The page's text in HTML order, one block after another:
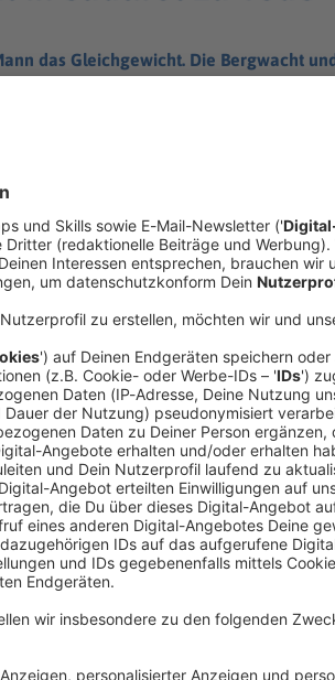
das Gleichgewicht. Die Bergwacht